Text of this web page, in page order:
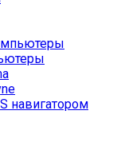
навигатором